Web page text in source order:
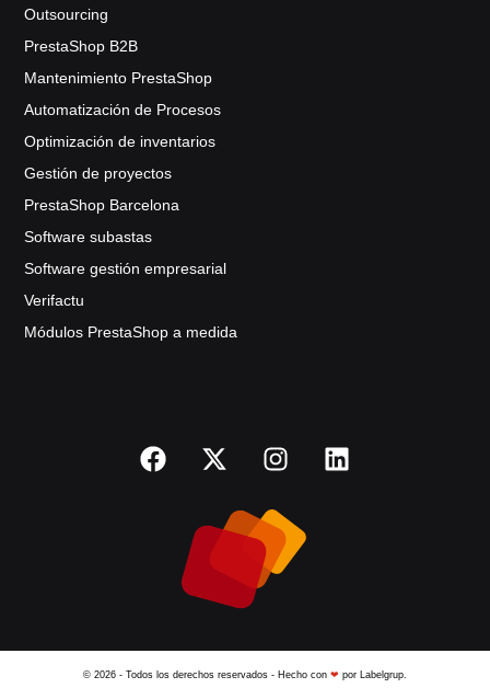
Outsourcing
PrestaShop B2B
Mantenimiento PrestaShop
Automatización de Procesos
Optimización de inventarios
Gestión de proyectos
PrestaShop Barcelona
Software subastas
Software gestión empresarial
Verifactu
Módulos PrestaShop a medida
© 2026 - Todos los derechos reservados - Hecho con ❤ por Labelgrup.